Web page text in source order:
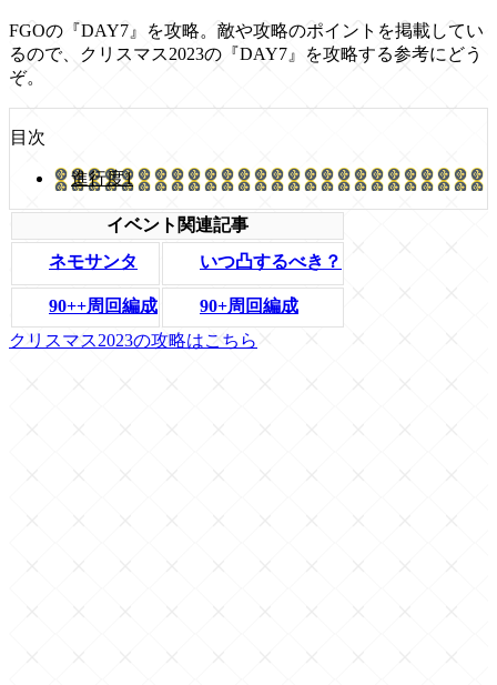
FGOの『DAY7』を攻略。敵や攻略のポイントを掲載してい
るので、クリスマス2023の『DAY7』を攻略する参考にどう
ぞ。
目次
進行度1
イベント関連記事
ネモサンタ
いつ凸するべき？
90++周回編成
90+周回編成
クリスマス2023の攻略はこちら